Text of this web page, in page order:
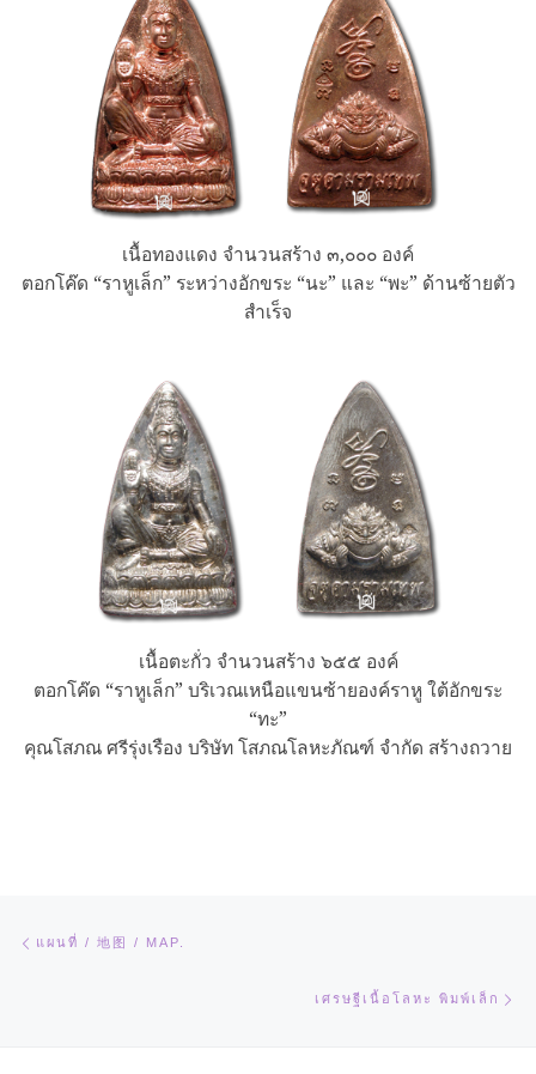
เนื้อทองแดง จำนวนสร้าง ๓,๐๐๐ องค์
ตอกโค๊ด “ราหูเล็ก” ระหว่างอักขระ “นะ” และ “พะ” ด้านซ้ายตัว
สำเร็จ
เนื้อตะกั่ว จำนวนสร้าง ๖๕๕ องค์
ตอกโค๊ด “ราหูเล็ก” บริเวณเหนือแขนซ้ายองค์ราหู ใต้อักขระ
“ทะ”
คุณโสภณ ศรีรุ่งเรือง บริษัท โสภณโลหะภัณฑ์ จำกัด สร้างถวาย
แผนที่ / 地图 / MAP.
เศรษฐีเนื้อโลหะ พิมพ์เล็ก